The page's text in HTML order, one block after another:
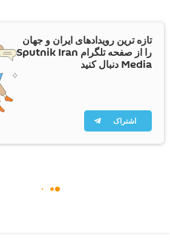
تازه ترین رویدادهای ایران و جهان
را از صفحه تلگرام Sputnik Iran
Media دنبال کنید
اشتراک